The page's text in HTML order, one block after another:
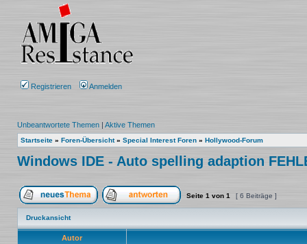
Registrieren Anmelden
Unbeantwortete Themen | Aktive Themen
Startseite » Foren-Übersicht» Special Interest Foren » Hollywood-Forum
Windows IDE - Auto spelling adaption
Ein neues Thema erstellenAuf das Thema antworten
Seite 1 von 1 [ 6 Beiträge ]
Druckansicht
Autor